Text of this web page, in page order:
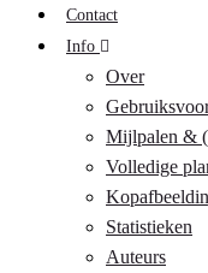
Contact
Info
Over
Mijlpalen &
Volledige
Statistieken
Auteurs